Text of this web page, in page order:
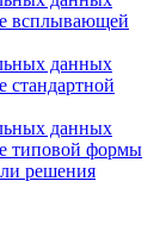
всплывающей
данных
стандартной
данных
типовой формы
решения